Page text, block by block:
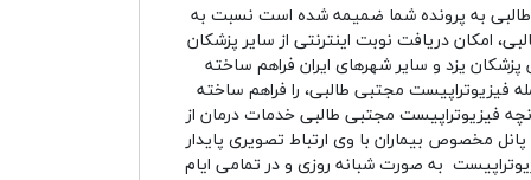
به پرونده شما ضمیمه شده است نسبت به
امکان دریافت نوبت اینترنتی از سایر پزشکان
پزشکان یزد و سایر شهرهای ایران فراهم ساخته
فیزیوتراپیست مجتبی طالبی، را فراهم ساخته
فیزیوتراپیست مجتبی طالبی خدمات درمان از
مخصوص بیماران با وی ارتباط تصویری پایدار
به صورت شبانه روزی و در تمامی ایام